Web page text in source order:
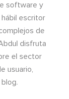
software y
escritor
de
disfruta
el sector
usuario,